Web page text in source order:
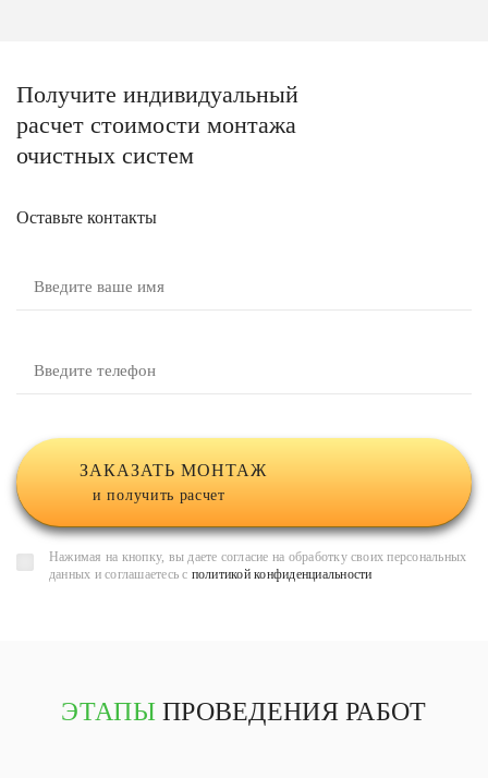
Получите индивидуальный
расчет стоимости монтажа
очистных систем
Оставьте контакты
ЗАКАЗАТЬ МОНТАЖ
и получить расчет
Нажимая на кнопку, вы даете согласие на обработку своих персональных
данных и соглашаетесь с политикой конфиденциальности
ЭТАПЫПРОВЕДЕНИЯ РАБОТ